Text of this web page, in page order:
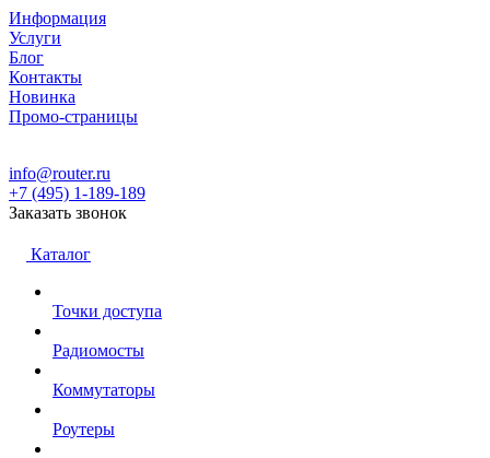
Информация
Услуги
Блог
Контакты
Новинка
Промо-страницы
info@router.ru
+7 (495) 1-189-189
Заказать звонок
Каталог
Точки доступа
Радиомосты
Коммутаторы
Роутеры